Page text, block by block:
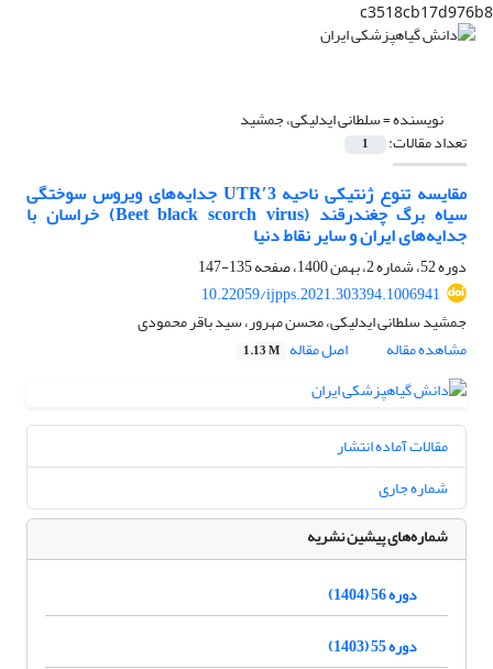
c3518cb17d976b8
نویسنده =سلطانی ایدلیکی، جمشید
تعداد مقالات: 1
مقایسه تنوع ژنتیکی ناحیه 3′UTR جدایه‌های ویروس سوختگی
سیاه برگ چغندرقند (Beet black scorch virus) خراسان با
جدایه‌های ایران و سایر نقاط دنیا
دوره 52، شماره 2، بهمن 1400، صفحه
135-147
10.22059/ijpps.2021.303394.1006941
جمشید سلطانی ایدلیکی، محسن مهرور، سید باقر محمودی
مشاهده مقاله
اصل مقاله 1.13 M
مقالات آماده انتشار
شماره جاری
شماره‌های پیشین نشریه
دوره 56 (1404)
دوره 55 (1403)